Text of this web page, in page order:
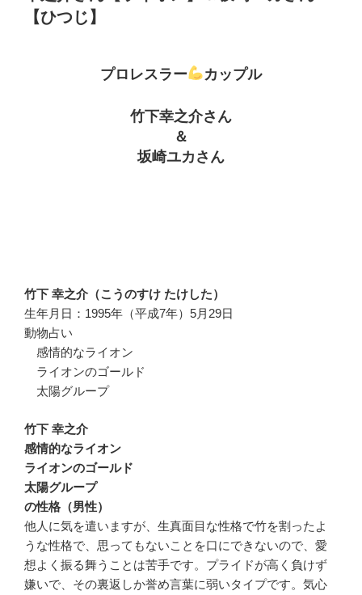
【ひつじ】
プロレスラー カップル
竹下幸之介さん
＆
坂崎ユカさん
竹下 幸之介（こうのすけ たけした）
生年月日：1995年（平成7年）5月29日
動物占い
感情的なライオン
ライオンのゴールド
太陽グループ
竹下 幸之介
感情的なライオン
ライオンのゴールド
太陽グループ
の性格（男性）
他人に気を遣いますが、生真面目な性格で竹を割ったよ
うな性格で、思ってもないことを口にできないので、愛
想よく振る舞うことは苦手です。プライドが高く負けず
嫌いで、その裏返しか誉め言葉に弱いタイプです。気心